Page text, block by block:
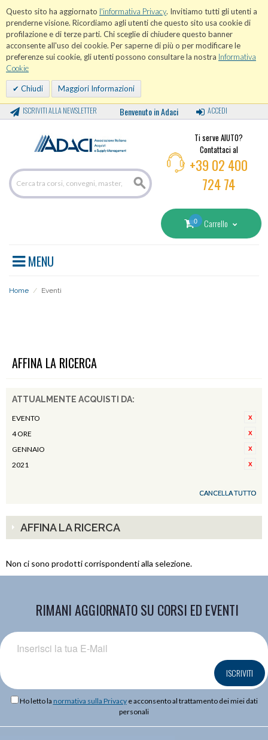
Questo sito ha aggiornato l'informativa Privacy. Invitiamo tutti gli utenti a
prenderne visione. Ricordiamo agli utenti che questo sito usa cookie di
profilazione e di terze parti. Chi sceglie di chiudere questo banner
acconsente all'uso dei cookie. Per saperne di più o per modificare le
preferenze sui cookie, gli utenti possono consultare la nostra Informativa
Cookie
Chiudi Maggiori Informazioni
ISCRIVITI ALLA NEWSLETTER Benvenuto in Adaci ACCEDI
Ti serve AIUTO?
Contattaci al
+39 02 400
724 74
0 Carrello
MENU
Home / Eventi
AFFINA LA RICERCA
ATTUALMENTE ACQUISTI DA:
EVENTO
4 ORE
GENNAIO
2021
CANCELLA TUTTO
AFFINA LA RICERCA
Non ci sono prodotti corrispondenti alla selezione.
RIMANI AGGIORNATO SU CORSI ED EVENTI
ISCRIVITI
Ho letto la normativa sulla Privacye acconsento al trattamento dei miei dati
personali